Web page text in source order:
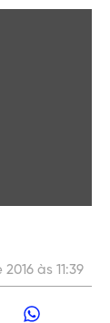
às 11:39